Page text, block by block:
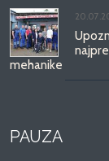
mehanike
PAUZA